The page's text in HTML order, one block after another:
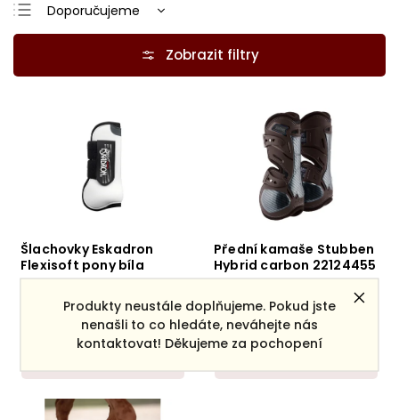
Produkty neustále doplňujeme. Pokud jste
nenašli to co hledáte, neváhejte nás
kontaktovat! Děkujeme za pochopení
Doporučujeme
Nejlevnější
Abecedně
Šlachovky Eskadron
Flexisoft pony bíla
1 530 Kč
Přední kamaše Stubben
Hybrid carbon 22124455
4 350 Kč